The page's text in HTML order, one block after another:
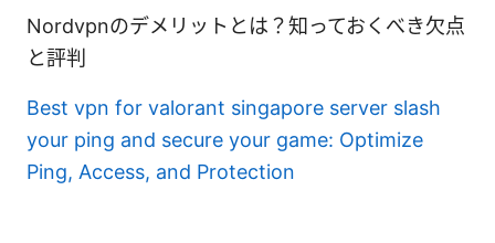
Nordvpnのデメリットとは？知っておくべき欠点
と評判
Best vpn for valorant singapore server slash
your ping and secure your game: Optimize
Ping, Access, and Protection